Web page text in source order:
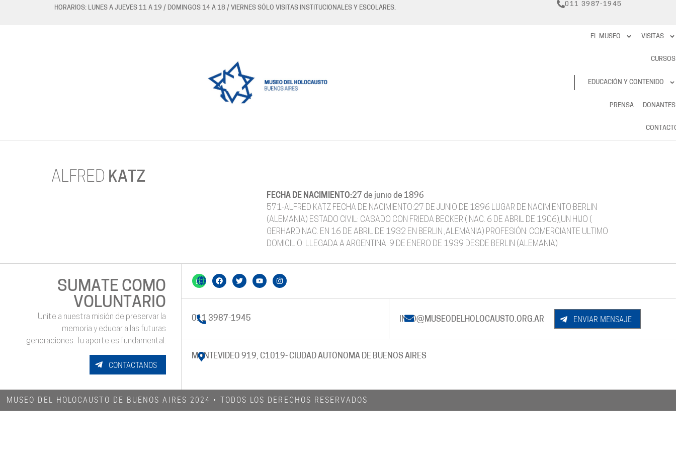
HORARIOS: LUNES A JUEVES 11 A 19 / DOMINGOS 14 A 18 / VIERNES SÓLO VISITAS INSTITUCIONALES Y ESCOLARES.
011 3987-1945
RESERVAS
EL MUSEO VISITAS
CURSOS
EDUCACIÓN Y CONTENIDO
PRENSA DONANTES
ALFRED KATZ
FECHA DE NACIMIENTO:27 de junio de 1896
571-ALFRED KATZ FECHA DE NACIMIENTO:27 DE JUNIO DE 1896 LUGAR DE NACIMIENTO:BERLIN
(ALEMANIA) ESTADO CIVIL: CASADO CON FRIEDA BECKER ( NAC. 6 DE ABRIL DE 1906),UN HIJO (
GERHARD NAC. EN 16 DE ABRIL DE 1932 EN BERLIN ,ALEMANIA) PROFESIÓN: COMERCIANTE ULTIMO
DOMICILIO: LLEGADA A ARGENTINA: 9 DE ENERO DE 1939 DESDE BERLIN (ALEMANIA)
SUMATE COMO
VOLUNTARIO
Unite a nuestra misión de preservar la
memoria y educar a las futuras
generaciones. Tu aporte es fundamental.
CONTACTANOS
011 3987-1945 INFO@MUSEODELHOLOCAUSTO.ORG.AR ENVIAR MENSAJE
MONTEVIDEO 919, C1019- CIUDAD AUTÓNOMA DE BUENOS AIRES
MUSEO DEL HOLOCAUSTO DE BUENOS AIRES 2024​ • TODOS LOS DERECHOS RESERVADOS